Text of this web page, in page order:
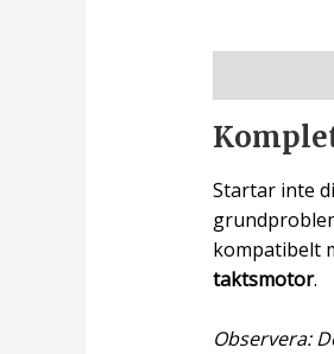
Startar inte
kompatibelt
taktsmotor.
Observera: